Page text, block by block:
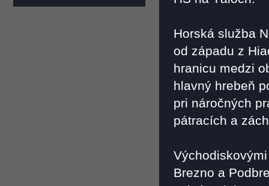
Horská služba
od západu z
hranicu medzi
hlavný hrebeň
pri náročných
pátracích a
Brezno a